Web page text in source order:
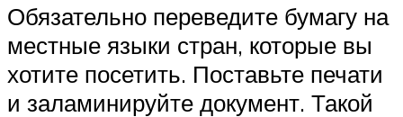
Обязательно переведите бумагу на
местные языки стран, которые вы
хотите посетить. Поставьте печати
и заламинируйте документ. Такой